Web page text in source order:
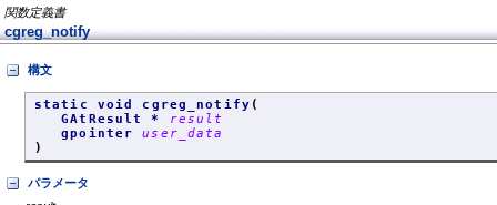
関数定義書
cgreg_notify
構文
static void cgreg_notify (
GAtResult *
result
gpointeruser_data
)
パラメータ